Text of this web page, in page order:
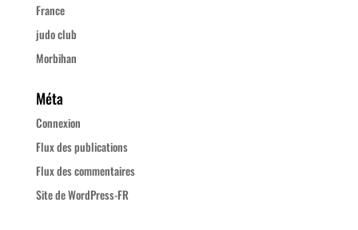
France
judo club
Morbihan
Méta
Connexion
Flux des publications
Flux des commentaires
Site de WordPress-FR